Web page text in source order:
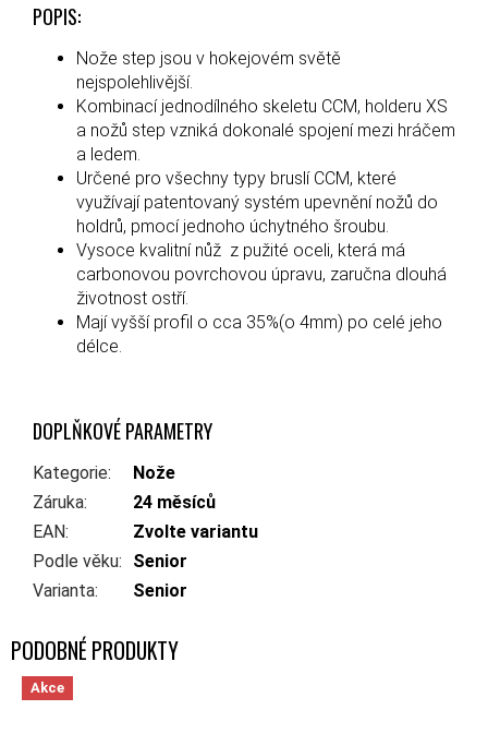
POPIS:
Nože step jsou v hokejovém světě
nejspolehlivější.
Kombinací jednodílného skeletu CCM, holderu XS
a nožů step vzniká dokonalé spojení mezi hráčem
a ledem.
Určené pro všechny typy bruslí CCM, které
využívají patentovaný systém upevnění nožů do
holdrů, pmocí jednoho úchytného šroubu.
Vysoce kvalitní nůž z pužité oceli, která má
carbonovou povrchovou úpravu, zaručna dlouhá
životnost ostří.
Mají vyšší profil o cca 35%(o 4mm) po celé jeho
délce.
DOPLŇKOVÉ PARAMETRY
Kategorie:
Nože
Záruka:
24 měsíců
EAN:
Zvolte variantu
Podle věku:
Senior
Varianta: Senior
Akce